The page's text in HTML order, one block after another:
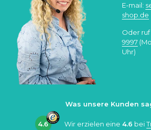
E-mail:
shop.de
Oder
9997
Uhr)
Was unsere Kunden
4.6 Wir erzielen eine 4.6 bei